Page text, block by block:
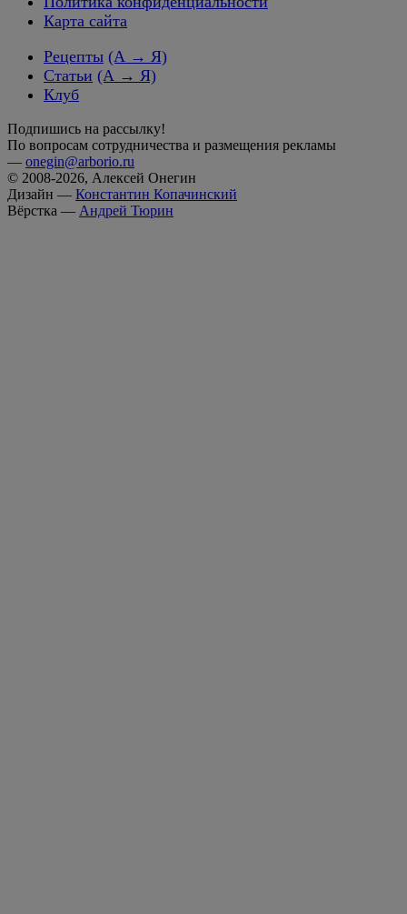
Карта сайта
Рецепты (А → Я)
Статьи (А → Я)
Клуб
Подпишись на рассылку!
По вопросам сотрудничества и размещения рекламы
— onegin@arborio.ru
© 2008-2026, Алексей Онегин
Дизайн — Константин Копачинский
Вёрстка — Андрей Тюрин